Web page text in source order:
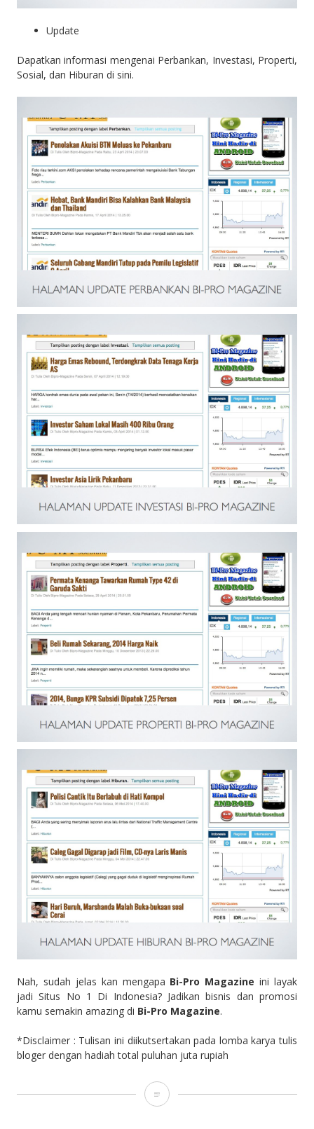
Update
Dapatkan informasi mengenai Perbankan, Investasi, Properti,
Sosial, dan Hiburan di sini.
Nah, sudah jelas kan mengapa Bi-Pro Magazine ini layak
jadi Situs No 1 Di Indonesia? Jadikan bisnis dan promosi
kamu semakin amazing di Bi-Pro Magazine.
*Disclaimer : Tulisan ini diikutsertakan pada lomba karya tulis
bloger dengan hadiah total puluhan juta rupiah
Bi-